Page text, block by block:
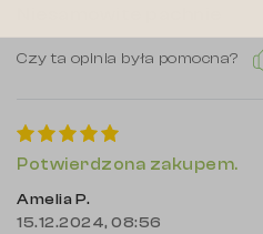
Czy ta opinia była pomocna?
Potwierdzona zakupem.
Amelia P.
15.12.2024, 08:56